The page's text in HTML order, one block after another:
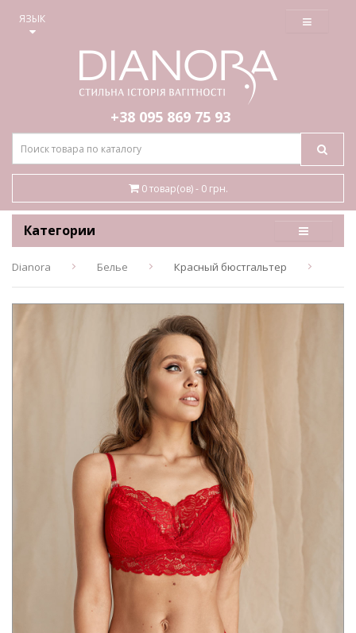
ЯЗЫК ≡
+38 095 869 75 93
0 товар(ов) - 0 грн.
Категории
Dianora Белье Красный бюстгальтер